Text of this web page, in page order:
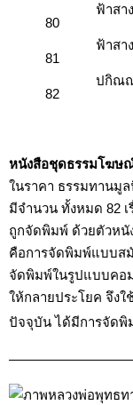
80
ฟ้าสา
81
ฟ้าสา
82
ปกิณณ
หนังสือชุดธรรมโฆษ
ในราคา ธรรมทานมู
มีจำนวน ทั้งหมด 82 เ
ถูกจัดพิมพ์ ด้วยตัวหนั
คือการจัดพิมพ์แบบส
จัดพิมพ์ในรูปแบบคอม
ให้กลายประโยค จึง
ปัจจุบัน ได้มีการจัด